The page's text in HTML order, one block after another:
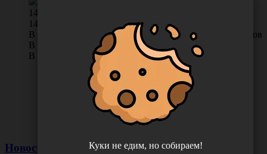
1448.00
14.48 руб. шт
0 отзывов
В КОРЗИНУ
В наличии во Владивостоке 10 упак.
В наличии в Хабаровске 0 упак.
Новости Куки не едим, но собираем!